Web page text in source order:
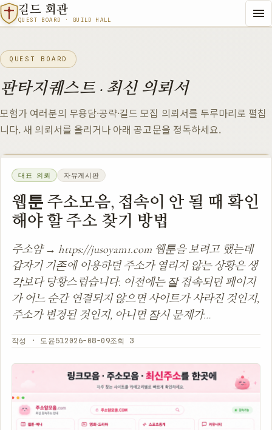
길드 회관
QUEST BOARD · GUILD HALL
QUEST BOARD
판타지퀘스트 · 최신 의뢰서
모험가 여러분의 무용담·공략·길드 모집 의뢰서를 두루마리로 펼칩
니다. 새 의뢰서를 올리거나 아래 공고문을 정독하세요.
대표 의뢰 자유게시판
웹툰 주소모음, 접속이 안 될 때 확인
해야 할 주소 찾기 방법
주소얌 → https://jusoyam1.com 웹툰을 보려고 했는데
갑자기 기존에 이용하던 주소가 열리지 않는 상황은 생
각보다 당황스럽습니다. 이전에는 잘 접속되던 페이지
가 어느 순간 연결되지 않으면 사이트가 사라진 것인지,
주소가 변경된 것인지, 아니면 잠시 문제가…
작성 · 도윤512026-08-09조회 3